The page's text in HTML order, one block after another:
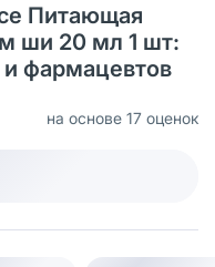
Питающая
ши 20 мл 1 шт:
и фармацевтов
на основе 17 оценок